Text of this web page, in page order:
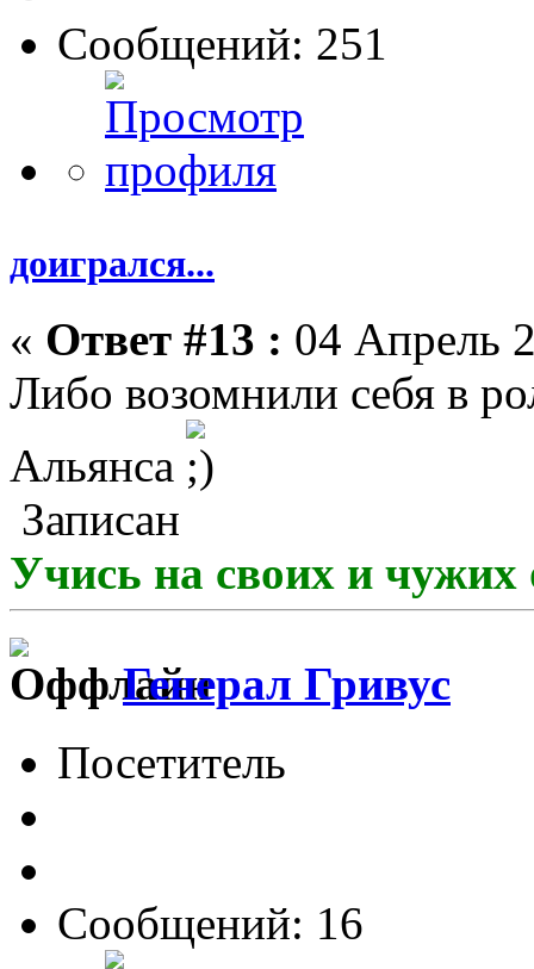
Сообщений: 251
доигрался...
« Ответ #13 : 04 Апрель
Либо возомнили себя в
Альянса
Записан
Учись на своих и
Генерал Гривус
Посетитель
Сообщений: 16